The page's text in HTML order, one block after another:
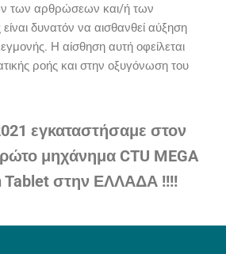
των αρθρώσεων και/ή των
δυνατόν να αισθανθεί αύξηση
Η αίσθηση αυτή οφείλεται
ροής και στην οξυγόνωση του
εγκαταστήσαμε στον
μηχάνημα CTU MEGA
Tablet στην ΕΛΛΑΔΑ !!!!